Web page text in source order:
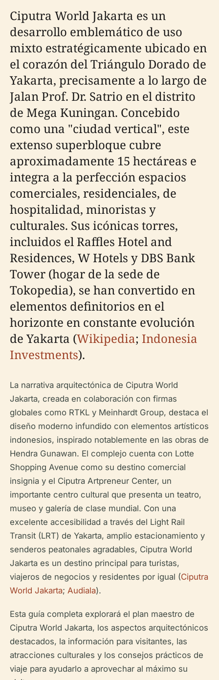
Ciputra World Jakarta es un
desarrollo emblemático de uso
mixto estratégicamente ubicado en
el corazón del Triángulo Dorado de
Yakarta, precisamente a lo largo de
Jalan Prof. Dr. Satrio en el distrito
de Mega Kuningan. Concebido
como una "ciudad vertical", este
extenso superbloque cubre
aproximadamente 15 hectáreas e
integra a la perfección espacios
comerciales, residenciales, de
hospitalidad, minoristas y
culturales. Sus icónicas torres,
incluidos el Raffles Hotel and
Residences, W Hotels y DBS Bank
Tower (hogar de la sede de
Tokopedia), se han convertido en
elementos definitorios en el
horizonte en constante evolución
de Yakarta (Wikipedia; Indonesia
Investments).
La narrativa arquitectónica de Ciputra World
Jakarta, creada en colaboración con firmas
globales como RTKL y Meinhardt Group, destaca el
diseño moderno infundido con elementos artísticos
indonesios, inspirado notablemente en las obras de
Hendra Gunawan. El complejo cuenta con Lotte
Shopping Avenue como su destino comercial
insignia y el Ciputra Artpreneur Center, un
importante centro cultural que presenta un teatro,
museo y galería de clase mundial. Con una
excelente accesibilidad a través del Light Rail
Transit (LRT) de Yakarta, amplio estacionamiento y
senderos peatonales agradables, Ciputra World
Jakarta es un destino principal para turistas,
viajeros de negocios y residentes por igual (Ciputra
World Jakarta; Audiala).
Esta guía completa explorará el plan maestro de
Ciputra World Jakarta, los aspectos arquitectónicos
destacados, la información para visitantes, las
atracciones culturales y los consejos prácticos de
viaje para ayudarlo a aprovechar al máximo su